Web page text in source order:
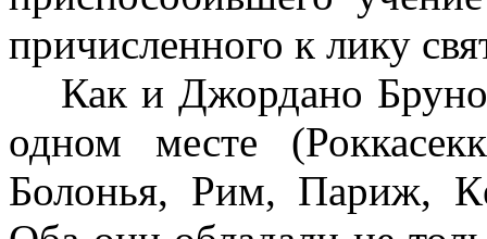
причисленного к лику
Как и Джордано
одном месте
Болонья, Рим, Париж,